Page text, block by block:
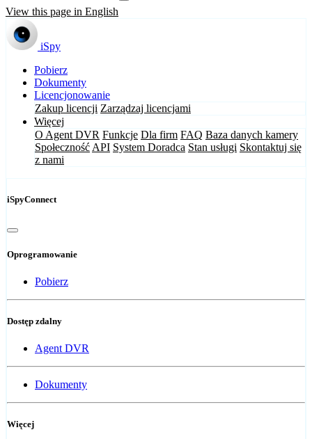
View this page in English
iSpy
Pobierz
Dokumenty
Licencjonowanie
Zakup licencji Zarządzaj licencjami
Więcej
O Agent DVR Funkcje Dla firm FAQ Baza danych kamery
Społeczność API System Doradca Stan usługi Skontaktuj się
z nami
iSpyConnect
Oprogramowanie
Pobierz
Dostęp zdalny
Agent DVR
Dokumenty
Więcej